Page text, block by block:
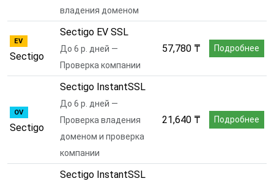
владения доменом
EV
Sectigo
Sectigo EV SSL
До 6 р. дней —
Проверка компании
57,780 ₸ Подробнее
OV
Sectigo
Sectigo InstantSSL
До 6 р. дней —
Проверка владения
доменом и проверка
компании
21,640 ₸ Подробнее
Sectigo InstantSSL